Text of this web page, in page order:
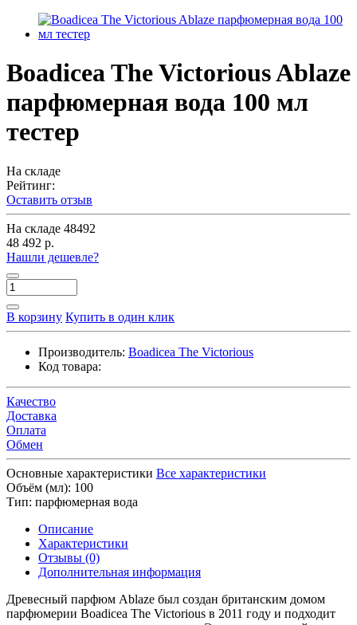
Boadicea The Victorious Ablaze
парфюмерная вода 100 мл
тестер
На складе
Рейтинг:
Оставить отзыв
На складе 48492
48 492 р.
Нашли дешевле?
В корзину Купить в один клик
Производитель: Boadicea The Victorious
Код товара:
Качество
Доставка
Оплата
Обмен
Основные характеристики Все характеристики
Объём (мл): 100
Тип: парфюмерная вода
Описание
Характеристики
Отзывы (0)
Дополнительная информация
Древесный парфюм Ablaze был создан британским домом
парфюмерии Boadicea The Victorious в 2011 году и подходит